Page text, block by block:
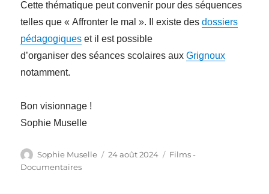
Cette thématique peut convenir pour des séquences
telles que « Affronter le mal ». Il existe desdossiers
pédagogiques et il est possible
d’organiser des séances scolaires auxGrignoux
notamment.
Bon visionnage !
Sophie Muselle
Auteur
Sophie Muselle
Publié
24 août 2024 Catégories
Films -
Documentaires